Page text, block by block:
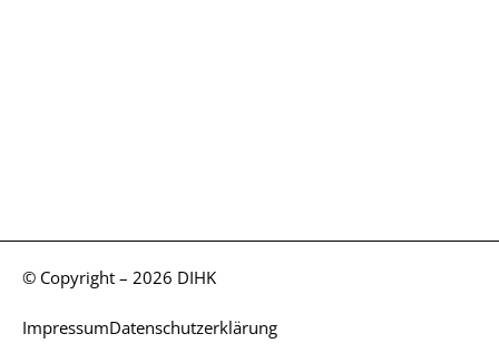
© Copyright – 2026 DIHK
ImpressumDatenschutzerklärung